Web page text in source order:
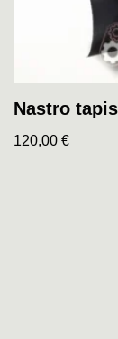
Nastro
120,00 €